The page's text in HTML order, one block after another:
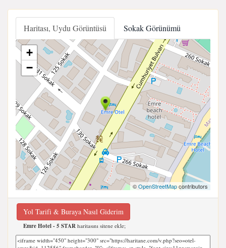
Haritası, Uydu Görüntüsü Sokak Görünümü
+
−
©OpenStreetMapcontributors
Yol Tarifi & Buraya Nasıl Giderim
Emre Hotel - 5 STAR haritasını sitene ekle;